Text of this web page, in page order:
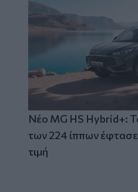
Νέο MG HS Hybrid+:
των 224 ίππων
τιμή